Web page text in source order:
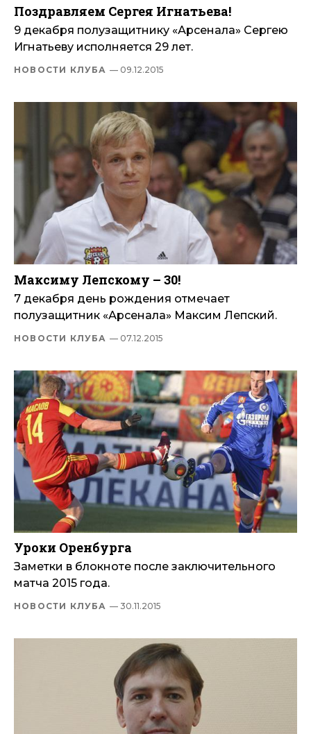
Поздравляем Сергея Игнатьева!
9 декабря полузащитнику «Арсенала» Сергею
Игнатьеву исполняется 29 лет.
НОВОСТИ КЛУБА — 09.12.2015
Максиму Лепскому – 30!
7 декабря день рождения отмечает
полузащитник «Арсенала» Максим Лепский.
НОВОСТИ КЛУБА — 07.12.2015
Уроки Оренбурга
Заметки в блокноте после заключительного
матча 2015 года.
НОВОСТИ КЛУБА — 30.11.2015